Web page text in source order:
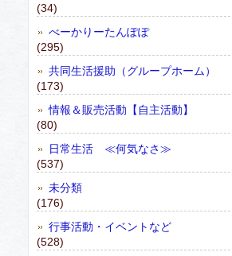
(34)
べーかりーたんぽぽ
(295)
共同生活援助（グループホーム）
(173)
情報＆販売活動【自主活動】
(80)
日常生活 ≪何気なさ≫
(537)
未分類
(176)
行事活動・イベントなど
(528)